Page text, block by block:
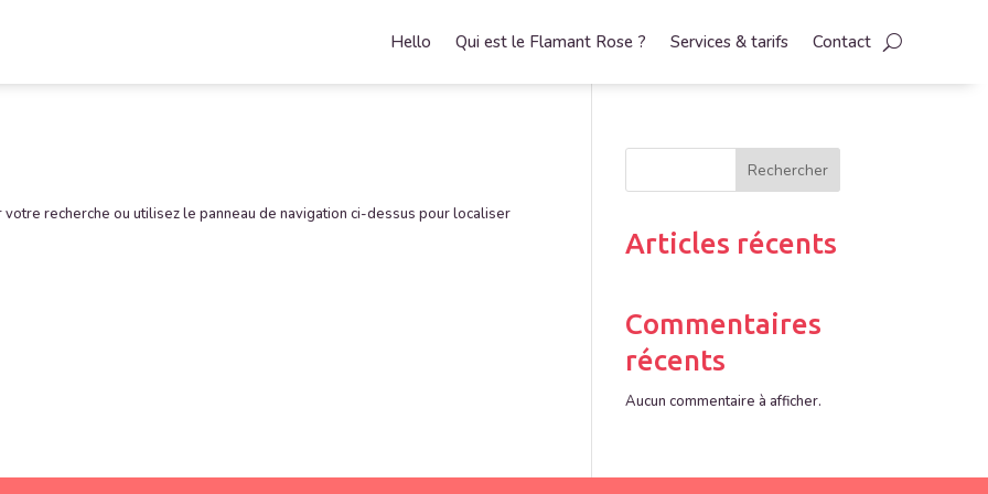
Hello Qui est le Flamant Rose ? Services & tarifs Contact
recherche ou utilisez le panneau de navigation ci-dessus pour localiser
Rechercher
Articles récents
Commentaires
récents
Aucun commentaire à afficher.